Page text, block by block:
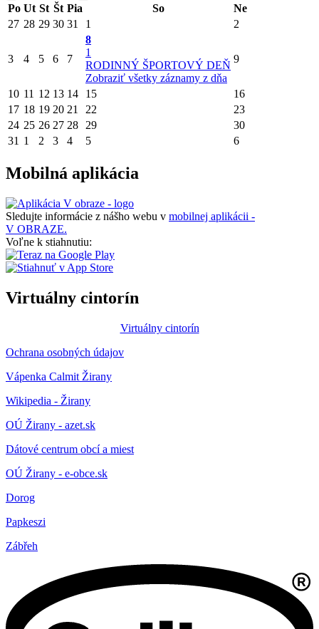
Po Ut St Št Pia So
Ne
27 28 29 30 31 1 2
3 4 5 6 7
8
1
RODINNÝ ŠPORTOVÝ DEŇ
Zobraziť všetky záznamy z dňa
9
10 11 12 13 14 15
16
17 18 19 20 21 22
23
24 25 26 27 28 29
30
31 1 2 3 4 5 6
Mobilná aplikácia
Sledujte informácie z nášho webu v mobilnej aplikácii -
V OBRAZE.
Voľne k stiahnutiu:
Virtuálny cintorín
Virtuálny cintorín
Ochrana osobných údajov
Vápenka Calmit Žirany
Wikipedia - Žirany
OÚ Žirany - azet.sk
Dátové centrum obcí a miest
OÚ Žirany - e-obce.sk
Dorog
Papkeszi
Zábřeh